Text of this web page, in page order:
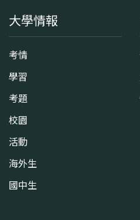
大學情報
考情
學習
考題
校園
活動
海外生
國中生